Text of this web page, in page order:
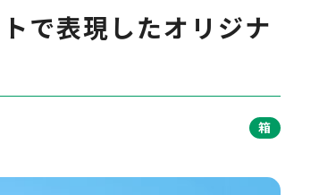
で表現したオリジナ
箱